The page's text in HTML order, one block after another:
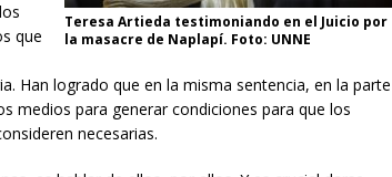
Teresa Artieda testimoniando en el Juicio por
la masacre de Naplapí. Foto: UNNE
que
Han logrado que en la misma sentencia, en la parte
medios para generar condiciones para que los
necesarias.